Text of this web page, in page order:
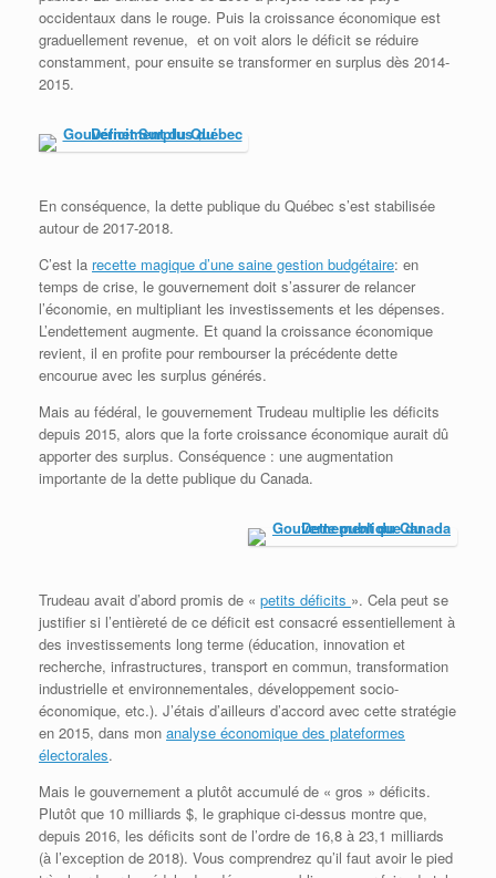
occidentaux dans le rouge. Puis la croissance économique est
graduellement revenue, et on voit alors le déficit se réduire
constamment, pour ensuite se transformer en surplus dès 2014-
2015.
En conséquence, la dette publique du Québec s’est stabilisée
autour de 2017-2018.
C’est la recette magique d’une saine gestion budgétaire: en
temps de crise, le gouvernement doit s’assurer de relancer
l’économie, en multipliant les investissements et les dépenses.
L’endettement augmente. Et quand la croissance économique
revient, il en profite pour rembourser la précédente dette
encourue avec les surplus générés.
Mais au fédéral, le gouvernement Trudeau multiplie les déficits
depuis 2015, alors que la forte croissance économique aurait dû
apporter des surplus. Conséquence : une augmentation
importante de la dette publique du Canada.
Trudeau avait d’abord promis de « petits déficits ». Cela peut se
justifier si l’entièreté de ce déficit est consacré essentiellement à
des investissements long terme (éducation, innovation et
recherche, infrastructures, transport en commun, transformation
industrielle et environnementales, développement socio-
économique, etc.). J’étais d’ailleurs d’accord avec cette stratégie
en 2015, dans mon analyse économique des plateformes
électorales.
Mais le gouvernement a plutôt accumulé de « gros » déficits.
Plutôt que 10 milliards $, le graphique ci-dessus montre que,
depuis 2016, les déficits sont de l’ordre de 16,8 à 23,1 milliards
(à l’exception de 2018). Vous comprendrez qu’il faut avoir le pied